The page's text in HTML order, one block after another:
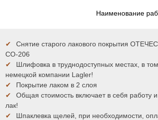
Наименование
✔
Снятие старого лакового покрытия
СО-206
✔
Шлифовка в труднодоступных местах, в
немецкой компании Lagler!
✔
Покрытие лаком в 2 слоя
✔
Общая стоимость включает в себя работу
лак!
✔
Шпаклевка щелей, при необходимости,